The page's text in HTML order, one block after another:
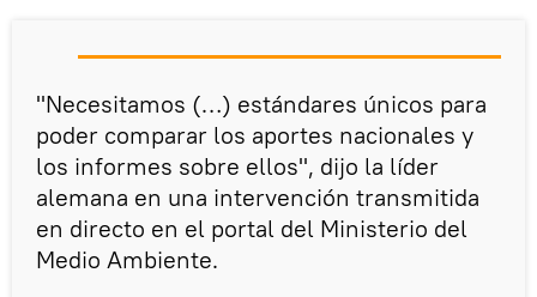
"Necesitamos (…) estándares únicos para
poder comparar los aportes nacionales y
los informes sobre ellos", dijo la líder
alemana en una intervención transmitida
en directo en el portal del Ministerio del
Medio Ambiente.